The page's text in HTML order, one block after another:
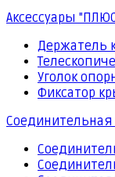
Аксессуары
Держатель
Уголок
Фиксатор
Соединительная